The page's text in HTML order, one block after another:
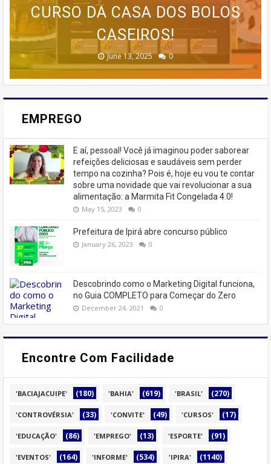
🚨 ÚLTIMAS VAGAS EM IPIRÁ!
🚨
February 23, 2026 0
EMAGRECER SEM SAIR DE
CASA
August 10, 2025 0
CURSO DA CASA DOS BOLOS
CASEIROS!
June 13, 2025 0
PROGRAMA AVANÇADO DE
TREINAMENTO DA MEMÓRIA
July 07, 2023 0
ESTRATÉGIAS AVANÇADAS DE
MARKETING 6.0.
June 07, 2023 0
EMPREGO
E aí, pessoal! Você já imaginou poder saborear
refeições deliciosas e saudáveis ​​sem perder
tempo na cozinha? Pois é, hoje eu vou te contar
sobre uma novidade que vai revolucionar a sua
alimentação: a Marmita Fit Congelada 4.0!
May 15, 2023 0
Prefeitura de Ipirá abre concurso público
January 26, 2023 0
Descobrindo como o Marketing Digital funciona,
no Guia COMPLETO para Começar do Zero
December 24, 2021 0
Encontre Com Facilidade
'BACIAJACUIPE' (180) 'BAHIA' (619) 'BRASIL' (270)
'CONTROVÉRSIA' (33) 'CONVITE' (49) 'CURSOS' (17)
'EDUCAÇÃO' (86) 'EMPREGO' (13) 'ESPORTE' (91)
'EVENTOS' (164) 'INFORME' (534) 'IPIRA' (1140)